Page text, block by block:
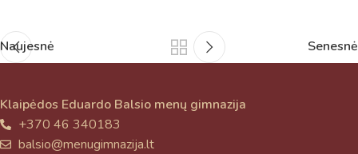
Naujesnė Senesnė
Klaipėdos Eduardo Balsio menų gimnazija
+370 46 340183
balsio@menugimnazija.lt